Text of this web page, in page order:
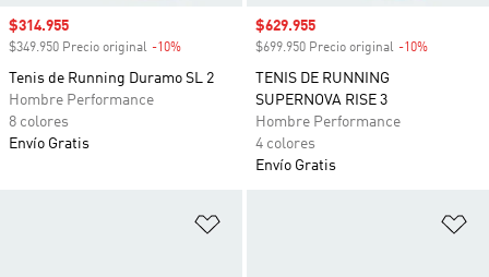
Precio de venta
$314.955
$349.950 Precio original -10%
Tenis de Running Duramo SL 2
Hombre Performance
8 colores
Envío Gratis
Precio de venta
$629.955
$699.950 Precio original -10%
TENIS DE RUNNING
SUPERNOVA RISE 3
Hombre Performance
4 colores
Envío Gratis